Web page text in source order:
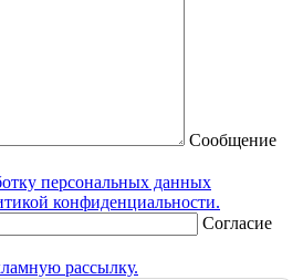
Сообщение
персональных данных
конфиденциальности.
Согласие
рассылку.